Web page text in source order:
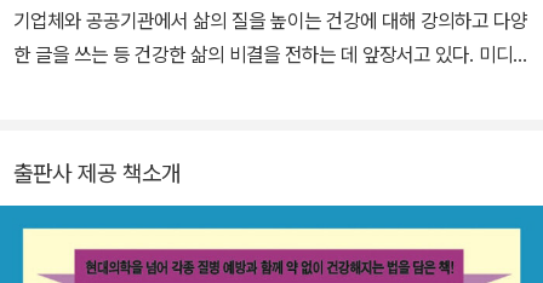
기업체와 공공기관에서 삶의 질을 높이는 건강에 대해 강의하고 다양
한 글을 쓰는 등 건강한 삶의 비결을 전하는 데 앞장서고 있다. 미디어
였다. 이에《정력의 재발견-벗겨봐》를 통해 한국 남성들의 최대 고민
이자 인간의 가장 필연적이고 중요한 관심사인 정력의 실체를 파헤쳐
활력 넘치는 삶을 살아가는 비결을 제시한 바 있는 저자가 이번에는
출판사 제공 책소개